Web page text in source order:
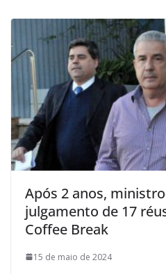
Após 2 anos,
julgamento de 17
Coffee Break
15 de maio de 2024